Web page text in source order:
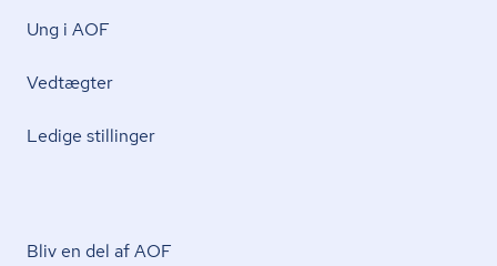
Ung i AOF
Vedtægter
Ledige stillinger
Bliv en del af AOF